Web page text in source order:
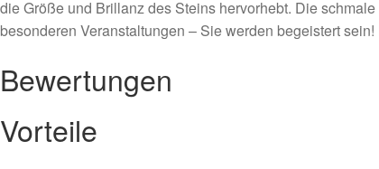
mit
Brillant
die Größe und Brillanz des Steins hervorhebt. Die
besonderen Veranstaltungen – Sie werden begeistert
Bewertungen
Vorteile